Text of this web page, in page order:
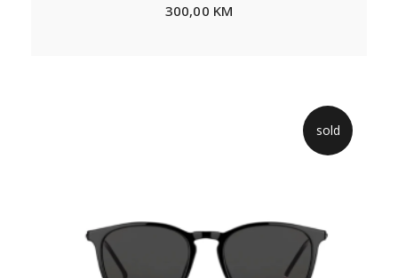
300,00 KM
sold